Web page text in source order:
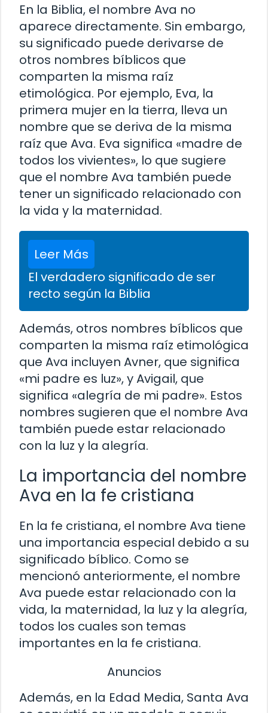
En la Biblia, el nombre Ava no
aparece directamente. Sin embargo,
su significado puede derivarse de
otros nombres bíblicos que
comparten la misma raíz
etimológica. Por ejemplo, Eva, la
primera mujer en la tierra, lleva un
nombre que se deriva de la misma
raíz que Ava. Eva significa «madre de
todos los vivientes», lo que sugiere
que el nombre Ava también puede
tener un significado relacionado con
la vida y la maternidad.
Leer Más
El verdadero significado de ser
recto según la Biblia
Además, otros nombres bíblicos que
comparten la misma raíz etimológica
que Ava incluyen Avner, que significa
«mi padre es luz», y Avigail, que
significa «alegría de mi padre». Estos
nombres sugieren que el nombre Ava
también puede estar relacionado
con la luz y la alegría.
La importancia del nombre
Ava en la fe cristiana
En la fe cristiana, el nombre Ava tiene
una importancia especial debido a su
significado bíblico. Como se
mencionó anteriormente, el nombre
Ava puede estar relacionado con la
vida, la maternidad, la luz y la alegría,
todos los cuales son temas
importantes en la fe cristiana.
Anuncios
Además, en la Edad Media, Santa Ava